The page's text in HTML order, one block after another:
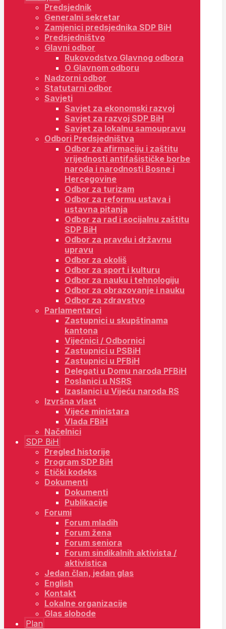
Predsjednik
Generalni sekretar
Zamjenici predsjednika SDP BiH
Predsjedništvo
Glavni odbor
Rukovodstvo Glavnog odbora
O Glavnom odboru
Nadzorni odbor
Statutarni odbor
Savjeti
Savjet za ekonomski razvoj
Savjet za razvoj SDP BiH
Savjet za lokalnu samoupravu
Odbori Predsjedništva
Odbor za afirmaciju i zaštitu
vrijednosti antifašističke borbe
naroda i narodnosti Bosne i
Hercegovine
Odbor za turizam
Odbor za reformu ustava i
ustavna pitanja
Odbor za rad i socijalnu zaštitu
SDP BiH
Odbor za pravdu i državnu
upravu
Odbor za okoliš
Odbor za sport i kulturu
Odbor za nauku i tehnologiju
Odbor za obrazovanje i nauku
Odbor za zdravstvo
Parlamentarci
Zastupnici u skupštinama
kantona
Vijećnici / Odbornici
Zastupnici u PSBiH
Zastupnici u PFBiH
Delegati u Domu naroda PFBiH
Poslanici u NSRS
Izaslanici u Vijeću naroda RS
Izvršna vlast
Vijeće ministara
Vlada FBiH
Načelnici
SDP BiH
Pregled historije
Program SDP BiH
Etički kodeks
Dokumenti
Dokumenti
Publikacije
Forumi
Forum mladih
Forum žena
Forum seniora
Forum sindikalnih aktivista /
aktivistica
Jedan član, jedan glas
English
Kontakt
Lokalne organizacije
Glas slobode
Plan